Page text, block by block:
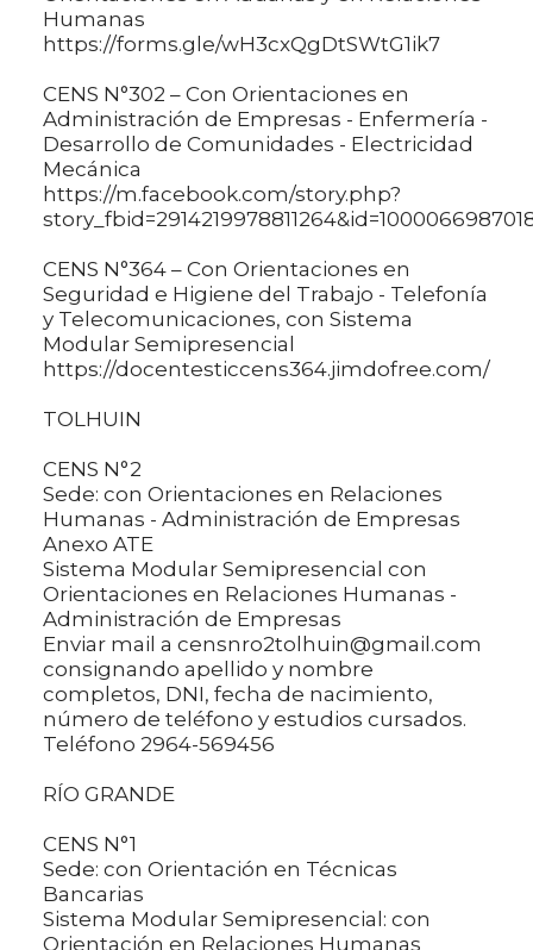
Humanas
https://forms.gle/wH3cxQgDtSWtG1ik7
CENS N°302 – Con Orientaciones en
Administración de Empresas - Enfermería -
Desarrollo de Comunidades - Electricidad
Mecánica
https://m.facebook.com/story.php?
CENS N°364 – Con Orientaciones en
Seguridad e Higiene del Trabajo - Telefonía
y Telecomunicaciones, con Sistema
Modular Semipresencial
https://docentesticcens364.jimdofree.com/
TOLHUIN
CENS N°2
Sede: con Orientaciones en Relaciones
Humanas - Administración de Empresas
Anexo ATE
Sistema Modular Semipresencial con
Orientaciones en Relaciones Humanas -
Administración de Empresas
Enviar mail a censnro2tolhuin@gmail.com
consignando apellido y nombre
completos, DNI, fecha de nacimiento,
número de teléfono y estudios cursados.
Teléfono 2964-569456
RÍO GRANDE
CENS N°1
Sede: con Orientación en Técnicas
Bancarias
Sistema Modular Semipresencial: con
Orientación en Relaciones Humanas